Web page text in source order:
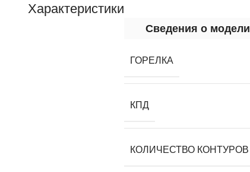
Характеристики
Сведения о модели
ГОРЕЛКА
КПД
КОЛИЧЕСТВО КОНТУРОВ